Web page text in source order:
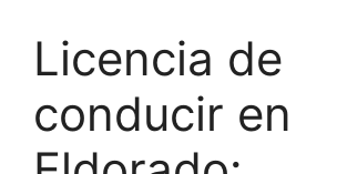
Licencia de
conducir en